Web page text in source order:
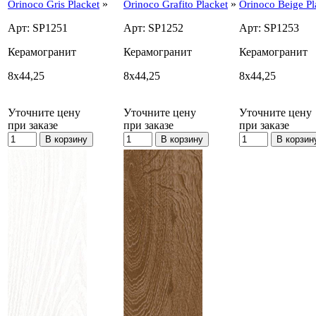
Orinoco Gris Placket »
Арт: SP1251
Керамогранит
8x44,25
Уточните цену
при заказе
Orinoco Grafito Placket »
Арт: SP1252
Керамогранит
8x44,25
Уточните цену
при заказе
Orinoco Beige
Арт: SP1253
Керамогранит
8x44,25
Уточните цену
при заказе